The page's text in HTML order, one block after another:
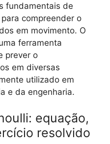
fundamentais de
compreender o
em movimento. O
ferramenta
prever o
em diversas
utilizado em
e da engenharia.
equação,
resolvido